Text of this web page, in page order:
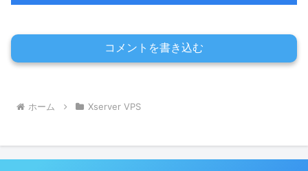
コメントを書き込む
ホーム Xserver VPS